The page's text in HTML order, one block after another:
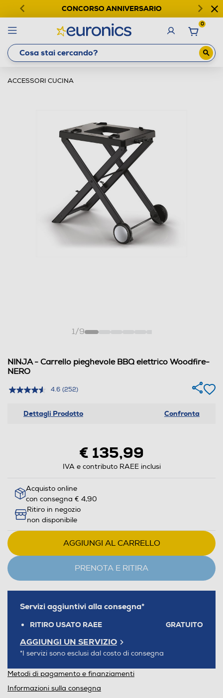
CONCORSO ANNIVERSARIO
0
ACCESSORI CUCINA
1/9
NINJA - Carrello pieghevole BBQ elettrico Woodfire-
NERO
4.6 (252)
Dettagli Prodotto Confronta
€ 135,99
IVA e contributo RAEE inclusi
Acquisto online
con consegna € 4,90
Ritiro in negozio
non disponibile
AGGIUNGI AL CARRELLO
PRENOTA E RITIRA
Servizi aggiuntivi alla consegna*
RITIRO USATO RAEE GRATUITO
AGGIUNGI UN SERVIZIO
*I servizi sono esclusi dal costo di consegna
Metodi di pagamento e finanziamenti
Informazioni sulla consegna